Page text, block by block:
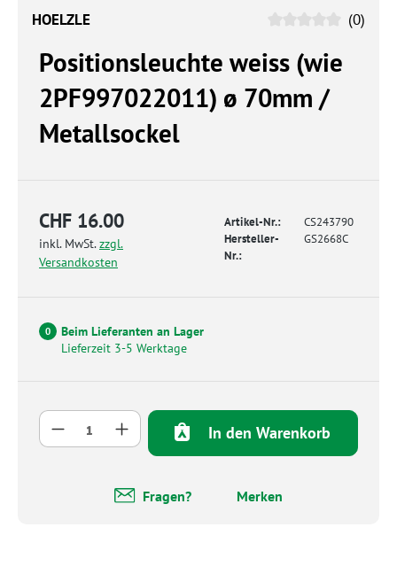
HOELZLE (0)
Positionsleuchte weiss (wie
2PF997022011) ø 70mm /
Metallsockel
CHF 16.00
inkl. MwSt.zzgl.
Versandkosten
Artikel-Nr.:
CS243790
Hersteller-
Nr.:
GS2668C
0
Beim Lieferanten an Lager
Lieferzeit 3-5 Werktage
Produkt Anzahl: Gib den gewünschten
In den Warenkorb
Fragen? Merken